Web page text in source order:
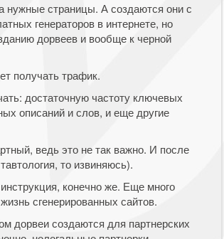
нужные страницы. А создаются они с
генераторов в интернете, но
дорвеев и вообще к черной
получать трафик.
достаточную частоту ключевых
описаний и слов, и еще другие
ведь это не так важно. И после
то извиняюсь).
конечно же. Еще много
сгенерированных сайтов.
дорвеи создаются для партнерских